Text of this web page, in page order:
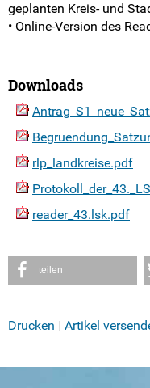
LSK #39-30
Kreis- und Stadt-SVen
Der Vorstand
Arbeitsprogramm
Arbeitsbereiche
Der Landesrat
geplanten Kreis- und
• Online-Version des
Downloads
rlp_landkreise.pdf
reader_43.lsk.pdf
teilen
Drucken Artikel